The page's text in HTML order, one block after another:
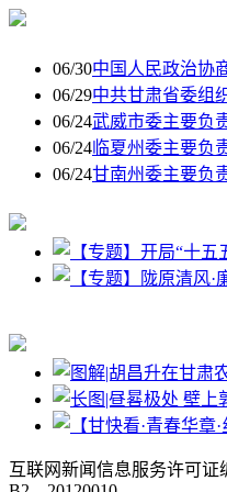
06/30中国人民政治协
06/29中共甘肃省委组
06/24武威市委主要负
06/24临夏州委主要负
06/24甘南州委主要负
互联网新闻信息服务许可证